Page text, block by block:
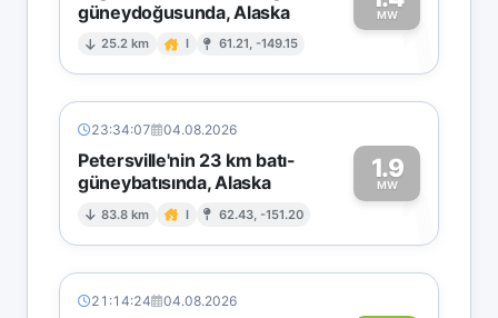
güneydoğusunda, Alaska
25.2 km I 61.21, -149.15
MW1
23:34:07 04.08.2026
Petersville'nin 23 km batı-
güneybatısında, Alaska
83.8 km I 62.43, -151.20
1.9
MW1
21:14:24 04.08.2026